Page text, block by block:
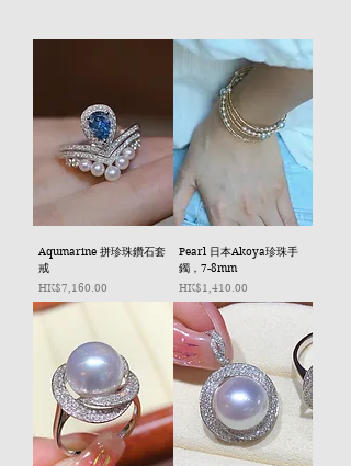
Aqumarine 拼珍珠鑽石套
戒
價格
HK$7,160.00
Pearl 日本Akoya珍珠手
鐲，7-8mm
價格
HK$1,410.00